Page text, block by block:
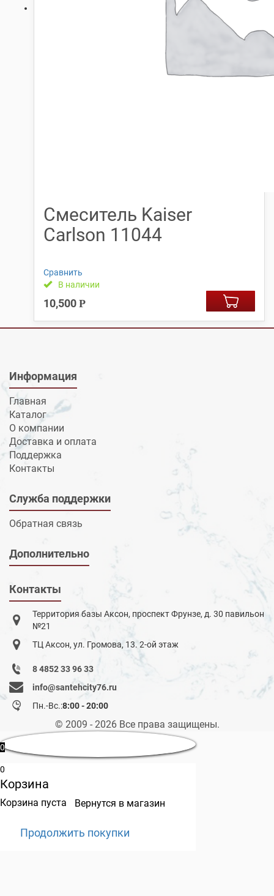
Смеситель Kaiser
Carlson 11044
Сравнить
В наличии
10,500 Р
Информация
Главная
Каталог
О компании
Доставка и оплата
Поддержка
Контакты
Служба поддержки
Обратная связь
Дополнительно
Контакты
Территория базы Аксон, проспект Фрунзе, д. 30 павильон
№21
ТЦ Аксон, ул. Громова, 13. 2-ой этаж
8 4852 33 96 33
info@santehcity76.ru
Пн.-Вс.:8:00 - 20:00
© 2009 - 2026 Все права защищены.
0
0
Корзина
Корзина пуста Вернутся в магазин
Продолжить покупки